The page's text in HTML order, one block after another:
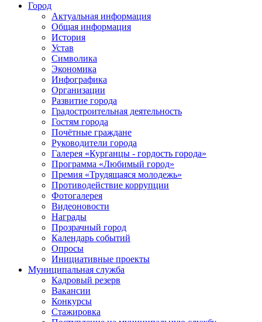
Город
Актуальная информация
Общая информация
История
Устав
Символика
Экономика
Инфографика
Организации
Развитие города
Градостроительная деятельность
Гостям города
Почётные граждане
Руководители города
Галерея «Курганцы - гордость города»
Программа «Любимый город»
Премия «Трудящаяся молодежь»
Противодействие коррупции
Фотогалерея
Видеоновости
Награды
Прозрачный город
Календарь событий
Опросы
Инициативные проекты
Муниципальная служба
Кадровый резерв
Вакансии
Конкурсы
Стажировка